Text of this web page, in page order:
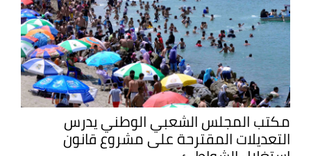
مكتب المجلس الشعبي الوطني يدرس
التعديلات المقترحة على مشروع قانون